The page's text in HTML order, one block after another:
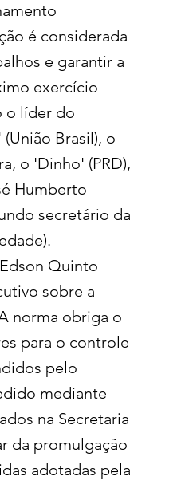
é considerada
e garantir a
exercício
o líder do
Brasil), o
o 'Dinho' (PRD),
Humberto
secretário da
Quinto
sobre a
norma obriga o
para o controle
pelo
mediante
na Secretaria
da promulgação
adotadas pela